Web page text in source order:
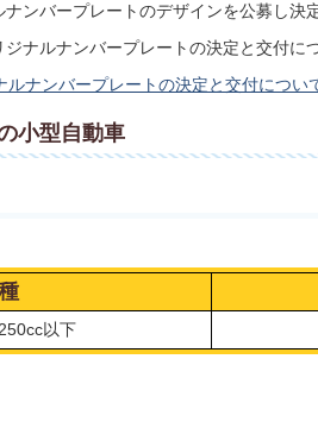
ンバープレートのデザインを公募し決
ナルナンバープレートの決定と交付に
ルナンバープレートの決定と交付につい
小型自動車
以下